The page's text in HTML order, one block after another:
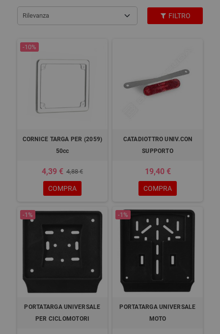
Rilevanza FILTRO
-10%
CORNICE TARGA PER (2059)
50cc
4,39 € 4,88 €
COMPRA
CATADIOTTRO UNIV.CON
SUPPORTO
19,40 €
COMPRA
-1%
PORTATARGA UNIVERSALE
PER CICLOMOTORI
-1%
PORTATARGA UNIVERSALE
MOTO